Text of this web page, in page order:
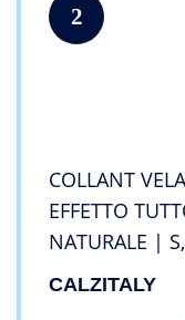
2
COLLANT
EFFETTO
NATURALE |
ITALIANA | (2 =
CALZITALY